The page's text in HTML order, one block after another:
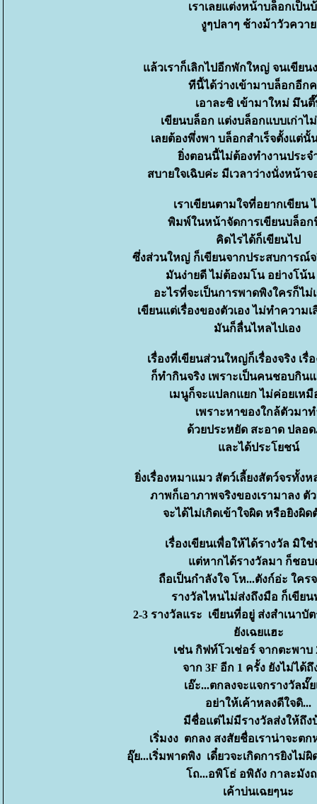
เราเลยแต่งหน้าบล็อกเป็น
งูๆปลาๆ ช้างม้าวัวควา
ล้วเราก็เลิกไปอีกพักใหญ่ จนเขียน
ทีนี้ได้ว่างเข้ามาบล็อกอีก
เอาละซิ เข้ามาใหม่ มึนตึ๊
เขียนบล็อก แต่งบล็อกแบบเก่าไ
เลยต้องพึ่งพา บล็อกสำเร็จตั้งแต่นั้
งตอนนี้ไม่ต้องทำงานประจ
สบายใจเฉิบค่ะ มีเวลาว่างนั่งหน้า
เราเขียนตามใจที่อยากเขียน
พิมพ์ในหน้าจัดการเขียนบล็อก
คิดไรได้ก็เขียนไป
ซึ่งส่วนใหญ่ ก็เขียนจากประสบการณ์จ
มันง่ายดี ไม่ต้องมโน อย่างโน้น
อะไรที่จะเป็นการพาดพิงใครก็ไม่
เขียนแต่เรื่องของตัวเอง ไม่ทำความ
มันก็ลื่นไหลไปเอง
เรื่องที่เขียนส่วนใหญ่ก็เรื่องจริง เรื่
ก็ทำกินจริง เพราะเป็นคนชอบกิน
เมนูก็จะแปลกแยก ไม่ค่อยเหมื
เพราะหาของใกล้ตัวมาท
ด้วยประหยัด สะอาด ปล
ละได้ประโยชน์
งเรื่องหมาแมว สัตว์เลี้ยงสัตว์จรทั้ง
ภาพก็เอาภาพจริงของเรามาลง ตั
จะได้ไม่เกิดเข้าใจผิด หรือยิงผิด
เรื่องเขียนเพื่อให้ได้รางวัล มิใช่
ต่หากได้รางวัลมา ก็ชอบ
ถือเป็นกำลังใจ โห...ตังก์อ่ะ ใคร
รางวัลไหนไม่ส่งถึงมือ ก็เขียน
2-3 รางวัลแระ เขียนที่อยู่ ส่งสำเนาบั
ังเฉยแฮะ
เช่น กิฟท์โวเช่อร์ จากตะพาบ
จาก 3F อีก 1 ครั้ง ยังไม่ได้ถึ
เอ๊ะ...ตกลงจะแจกรางวัลมั๊
อย่าให้เค้าหลงดีใจดิ...
มีชื่อแต่ไม่มีรางวัลส่งให้ถึง
เริ่มงง ตกลง สงสัยชื่อเราน่าจะต
อุ๊ย...เริ่มพาดพิง เดี๋ยวจะเกิดการยิงไม่ผิ
ถ...อพิโธ่ อพิถัง กาละมัง
เค้าบ่นเฉยๆนะ